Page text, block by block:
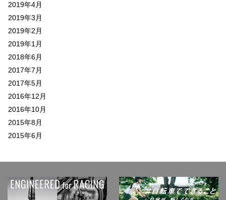
2019年4月
2019年3月
2019年2月
2019年1月
2018年6月
2017年7月
2017年5月
2016年12月
2016年10月
2015年8月
2015年6月